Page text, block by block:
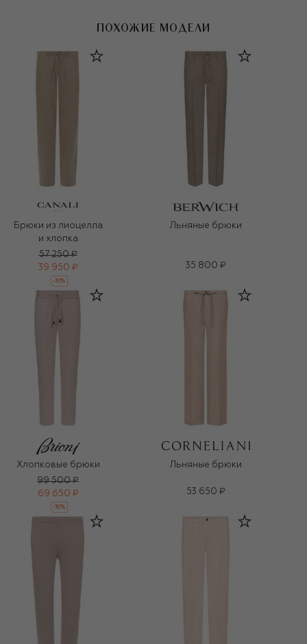
ПОХОЖИЕ МОДЕЛИ
Брюки из лиоцелла
и хлопка
57 250 ₽
39 950 ₽
-30%
Льняные брюки
35 800 ₽
Хлопковые брюки
99 500 ₽
69 650 ₽
-30%
Льняные брюки
53 650 ₽